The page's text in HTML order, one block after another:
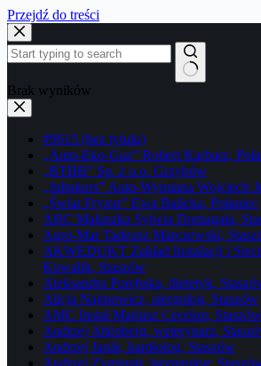
Przejdź do treści
Brak wyników
#9615 (bez tytułu)
„Auto-Eko-Gaz” Robert Karbarz,
„BTBB” Sp. z o.o. Grzybów
„Juhnkers” Auto-Wymiana Wojciech
„Świat Fryzur” Ewa Balicka, Połaniec
ABC Maluszka Sylwia Domagała,
Agro-Mar Tadeusz Marczewski,
AKWEDUKT Zakład Instalacji i
Kowalik, Staszów
Aleksandra Porębska, dietetyk,
Alicja Najmowicz, alergolog, Staszów
AMC Instal Mariusz Cecelon, Staszów
Andrzej Altenberg, weterynarz,
Andrzej Janik, kardiolog, Staszów
Andrzej Zygmunt, laryngolog,